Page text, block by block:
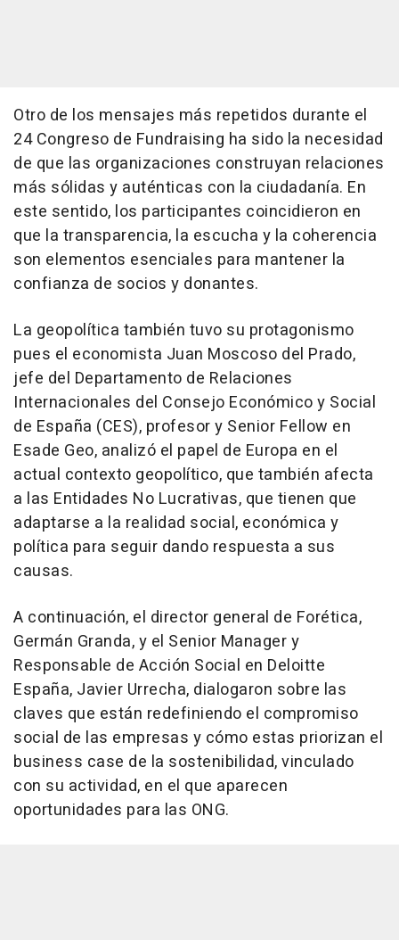
Otro de los mensajes más repetidos durante el
24 Congreso de Fundraising ha sido la necesidad
de que las organizaciones construyan relaciones
más sólidas y auténticas con la ciudadanía. En
este sentido, los participantes coincidieron en
que la transparencia, la escucha y la coherencia
son elementos esenciales para mantener la
confianza de socios y donantes.
La geopolítica también tuvo su protagonismo
pues el economista Juan Moscoso del Prado,
jefe del Departamento de Relaciones
Internacionales del Consejo Económico y Social
de España (CES), profesor y Senior Fellow en
Esade Geo, analizó el papel de Europa en el
actual contexto geopolítico, que también afecta
a las Entidades No Lucrativas, que tienen que
adaptarse a la realidad social, económica y
política para seguir dando respuesta a sus
causas.
A continuación, el director general de Forética,
Germán Granda, y el Senior Manager y
Responsable de Acción Social en Deloitte
España, Javier Urrecha, dialogaron sobre las
claves que están redefiniendo el compromiso
social de las empresas y cómo estas priorizan el
business case de la sostenibilidad, vinculado
con su actividad, en el que aparecen
oportunidades para las ONG.